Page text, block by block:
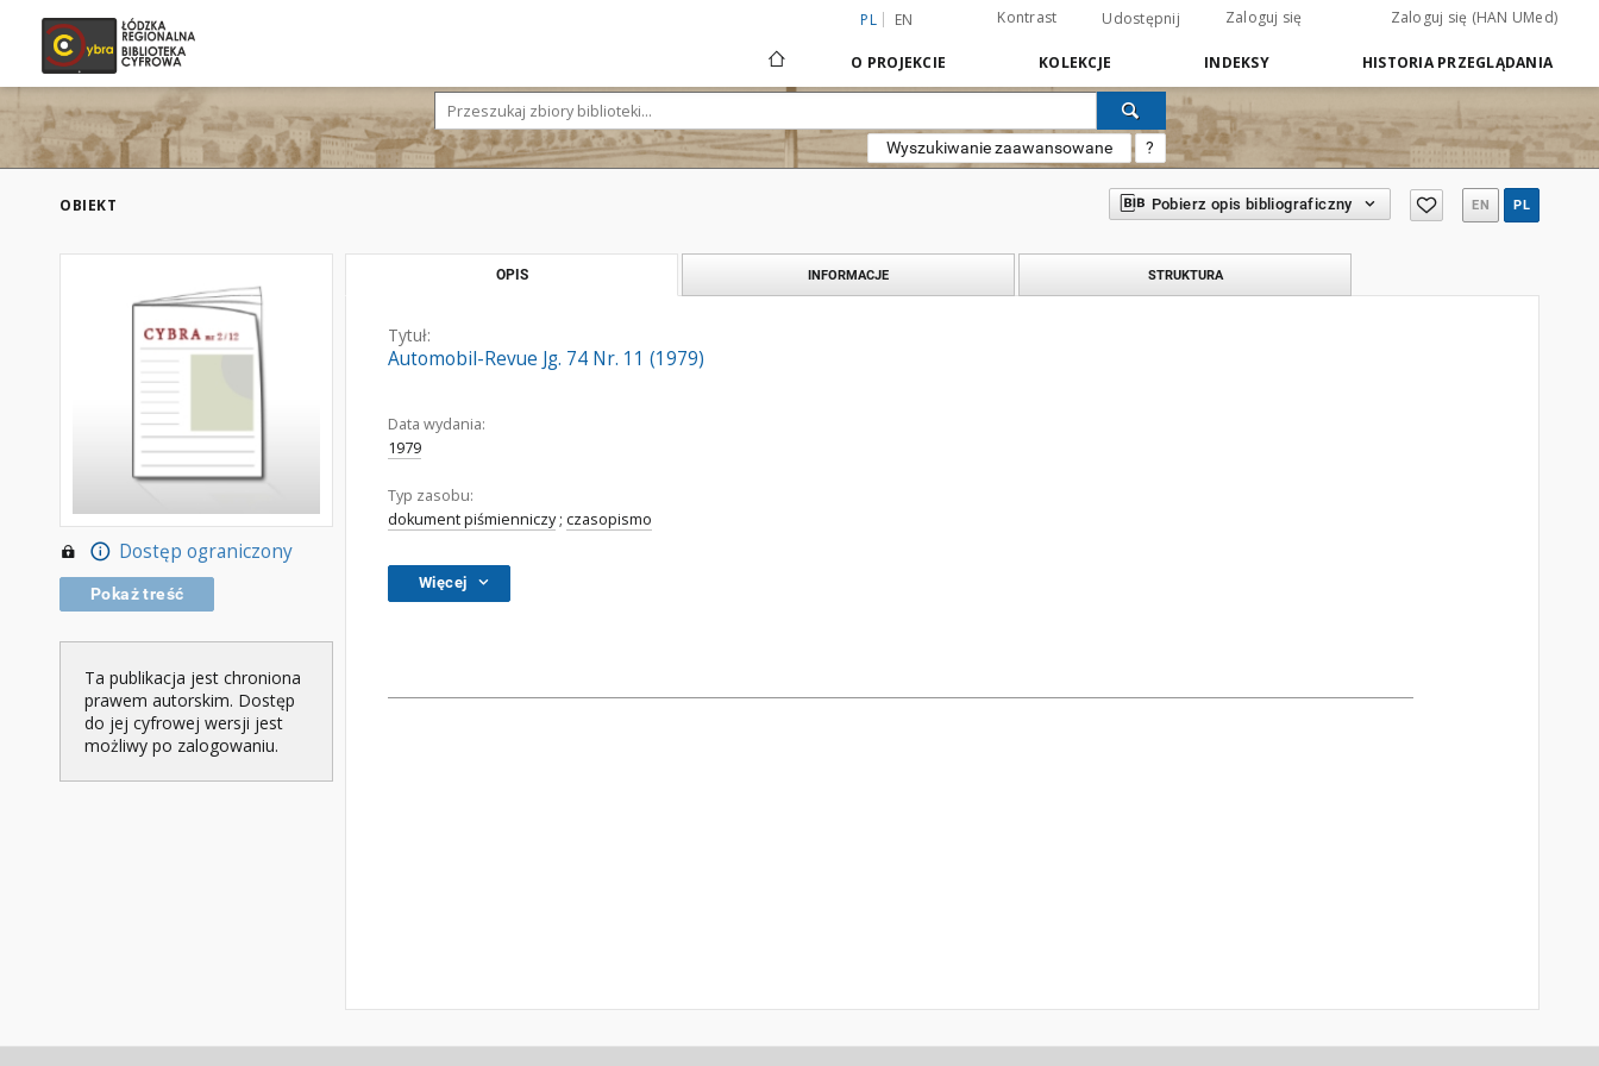
PL EN Kontrast Udostępnij Zaloguj się Zaloguj się (HAN UMed)
O PROJEKCIE KOLEKCJE INDEKSY HISTORIA PRZEGLĄDANIA
Wyszukiwanie zaawansowane ?
OBIEKT Pobierz opis bibliograficzny EN PL
Dostęp ograniczony
Pokaż treść
Ta publikacja jest chroniona
prawem autorskim. Dostęp
do jej cyfrowej wersji jest
możliwy po zalogowaniu.
OPIS INFORMACJE STRUKTURA
Tytuł:
Automobil-Revue Jg. 74 Nr. 11 (1979)
Data wydania:
1979
Typ zasobu:
dokument piśmienniczy; czasopismo
Więcej